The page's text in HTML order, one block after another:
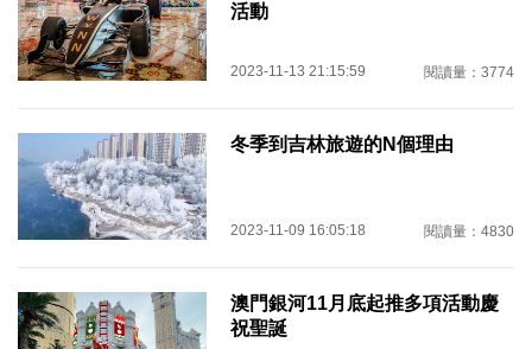
活動
2023-11-13 21:15:59 閱讀量：3774
冬季到吉林旅遊的N個理由
2023-11-09 16:05:18 閱讀量：4830
澳門銀河11月底起推多項活動慶
祝聖誕